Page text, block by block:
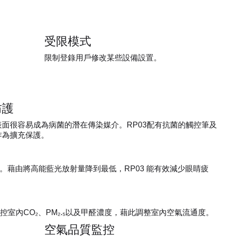
受限模式
限制登錄用戶修改某些設備設置。
很容易成為病菌的潛在傳染媒介。RP03配有抗菌的觸控筆及
擴充保護。
藉由將高能藍光放射量降到最低，RP03 能有效減少眼睛疲
內CO₂、PM₂.₅以及甲醛濃度，藉此調整室內空氣流通度。
空氣品質監控